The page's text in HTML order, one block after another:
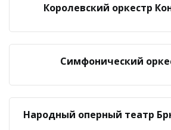
Королевский оркестр
Симфонический
Народный оперный театр